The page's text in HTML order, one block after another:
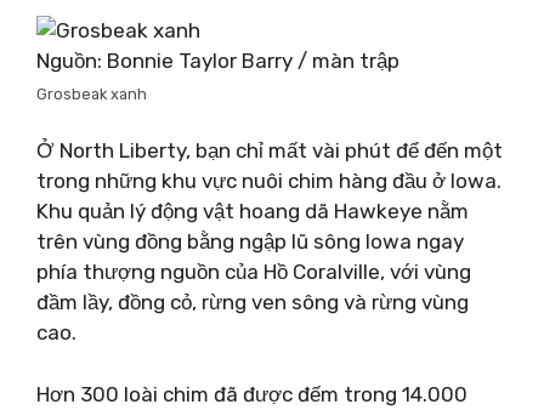
Nguồn: Bonnie Taylor Barry / màn trập
Grosbeak xanh
Ở North Liberty, bạn chỉ mất vài phút để đến một
trong những khu vực nuôi chim hàng đầu ở Iowa.
Khu quản lý động vật hoang dã Hawkeye nằm
trên vùng đồng bằng ngập lũ sông Iowa ngay
phía thượng nguồn của Hồ Coralville, với vùng
đầm lầy, đồng cỏ, rừng ven sông và rừng vùng
cao.
Hơn 300 loài chim đã được đếm trong 14.000